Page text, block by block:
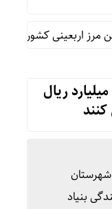
اربعینی کشور
کارآفرینان در ملکشاهی ۱۵۰ میلیارد ریال
بنیاد